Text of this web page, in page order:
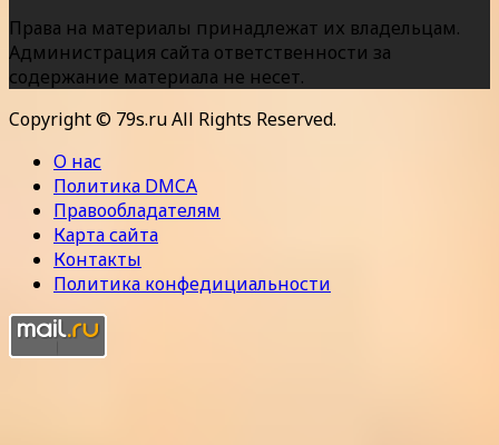
Права на материалы принадлежат их владельцам.
Администрация сайта ответственности за
содержание материала не несет.
Copyright © 79s.ru All Rights Reserved.
О нас
Политика DMCA
Правообладателям
Карта сайта
Контакты
Политика конфедициальности